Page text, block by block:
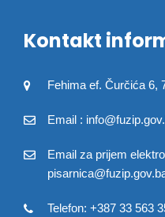
Kontakt
Fehima ef. Čurčića 6,
Email :
Email za prijem
Telefon: +387 33 563